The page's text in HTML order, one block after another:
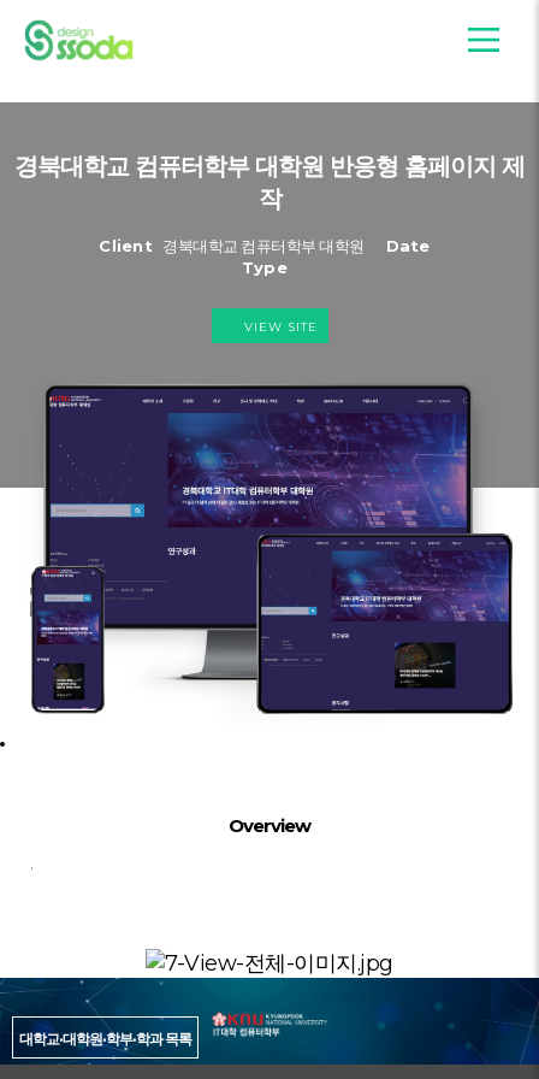
경북대학교 컴퓨터학부 대학원 반응형 홈페이지 제
작
Client 경북대학교 컴퓨터학부 대학원
Date
Type
VIEW SITE
Overview
.
대학교·대학원·학부·학과 목록